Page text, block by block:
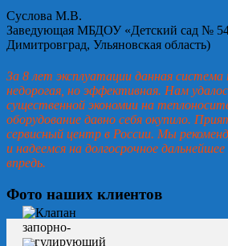
Суслова М.В.
Заведующая МБДОУ «Детский сад № 54
Димитровград, Ульяновская область)
За 8 лет эксплуатации данная система
недорогая, но эффективная. Нам
существенной экономии на
оборудование давно себя окупило.
сервисный центр в России. Мы
и надеемся на долгосрочное
впредь.
Фото наших клиентов